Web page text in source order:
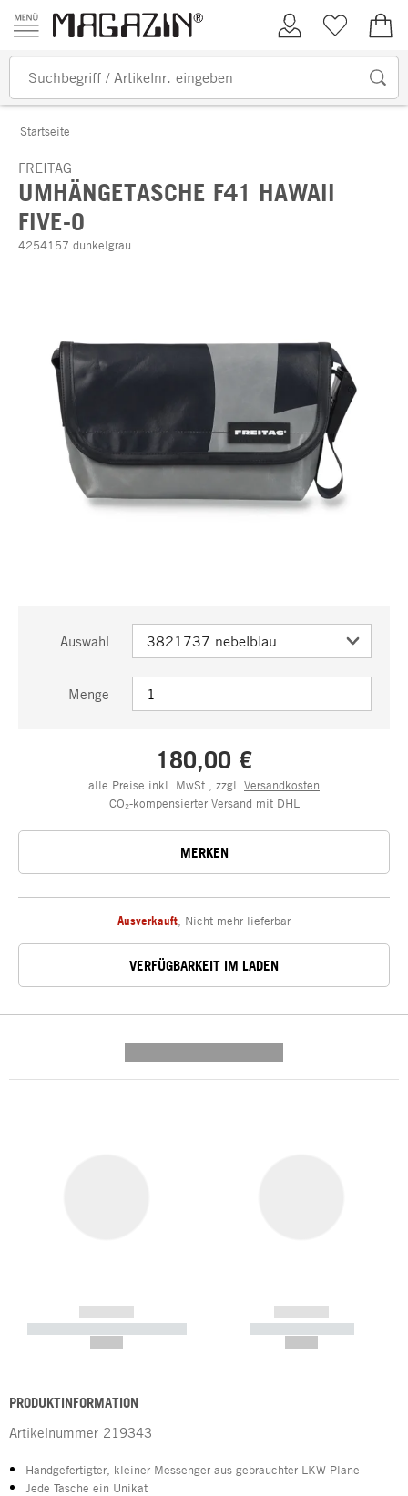
Zum Inhalt springen
Kundenkonto
Merkliste
Startseite
FREITAG
UMHÄNGETASCHE F41 HAWAII
FIVE-O
4254157 dunkelgrau
Auswahl
Menge
180,00 €
alle Preise inkl. MwSt., zzgl. Versandkosten
CO₂-kompensierter Versand mit DHL
MERKEN
Ausverkauft Nicht mehr lieferbar
VERFÜGBARKEIT IM LADEN
------------
----------- ----------- -----------
------------
----------- -----------
PRODUKTINFORMATION
Artikelnummer 219343
Handgefertigter, kleiner Messenger aus gebrauchter LKW-Plane
Jede Tasche ein Unikat